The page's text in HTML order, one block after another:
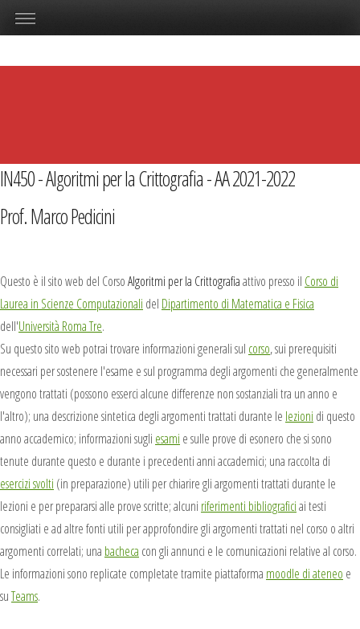
IN450 - Algoritmi per la Crittografia - AA 2021-2022
Prof. Marco Pedicini
Questo è il sito web del CorsoAlgoritmi per la Crittografiaattivo presso il Corso di
Laurea in Scienze Computazionali del Dipartimento di Matematica e Fisica
dell'Università Roma Tre.
Su questo sito web potrai trovare informazioni generali sul corso, sui prerequisiti
necessari per sostenere l'esame e sul programma degli argomenti che generalmente
vengono trattati (possono esserci alcune differenze non sostanziali tra un anno e
l'altro); una descrizione sintetica degli argomenti trattati durante le lezioni di questo
anno accademico; informazioni sugli esami e sulle prove di esonero che si sono
tenute durante questo e durante i precedenti anni accademici; una raccolta di
esercizi svolti (in preparazione) utili per chiarire gli argomenti trattati durante le
lezioni e per prepararsi alle prove scritte; alcuni riferimenti bibliograficiai testi
consigliati e ad altre fonti utili per approfondire gli argomenti trattati nel corso o altri
argomenti correlati; una bacheca con gli annunci e le comunicazioni relative al corso.
Le informazioni sono replicate completate tramite piattaforma moodle di ateneo e
suTeams.